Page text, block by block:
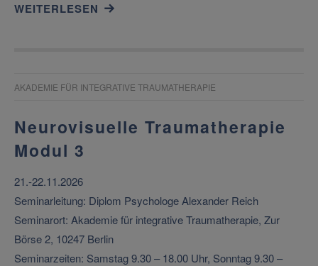
WEITERLESEN
AKADEMIE FÜR INTEGRATIVE TRAUMATHERAPIE
Neurovisuelle Traumatherapie
Modul 3
21.-22.11.2026
Seminarleitung: Diplom Psychologe Alexander Reich
Seminarort: Akademie für integrative Traumatherapie, Zur
Börse 2, 10247 Berlin
Seminarzeiten: Samstag 9.30 – 18.00 Uhr, Sonntag 9.30 –